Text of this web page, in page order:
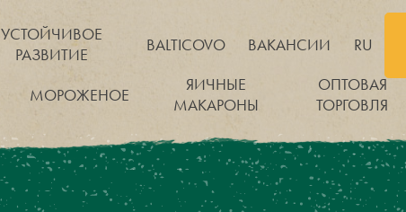
МОРОЖЕНОЕ
ЯИЧНЫЕ
МАКАРОНЫ
ОПТОВАЯ
ТОРГОВЛЯ
УСТОЙЧИВОЕ
РАЗВИТИЕ
BALTICOVO ВАКАНСИИ RU